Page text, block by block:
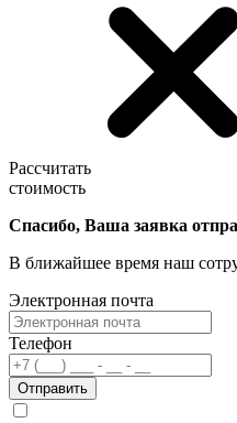
Рассчитать
стоимость
Спасибо, Ваша заявка
В ближайшее время наш
Электронная почта
Телефон
Отправить